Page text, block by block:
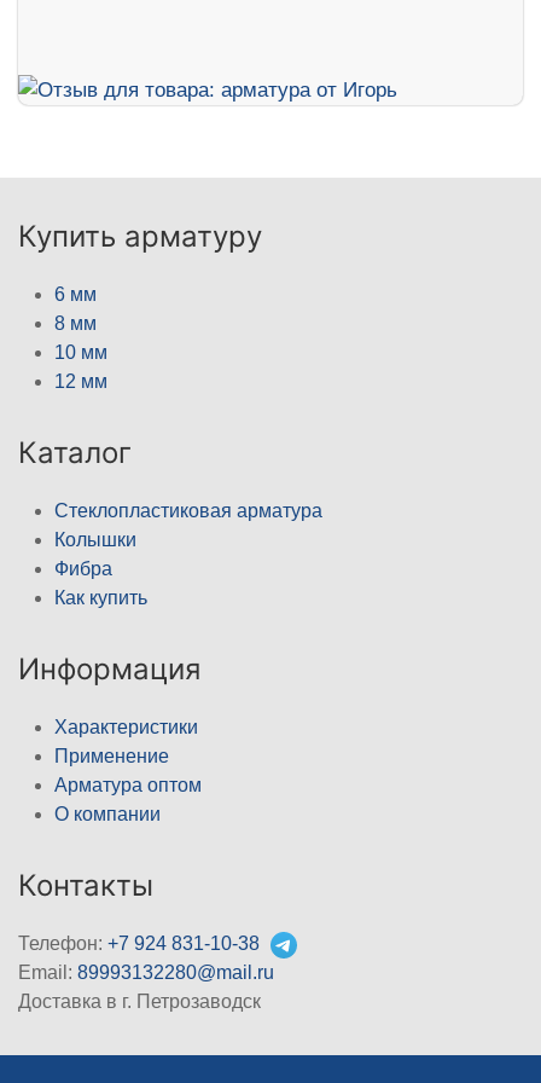
Купить арматуру
6 мм
8 мм
10 мм
12 мм
Каталог
Стеклопластиковая арматура
Колышки
Фибра
Как купить
Информация
Характеристики
Применение
Арматура оптом
О компании
Контакты
Телефон: +7 924 831-10-38
Email: 89993132280@mail.ru
Доставка в г. Петрозаводск